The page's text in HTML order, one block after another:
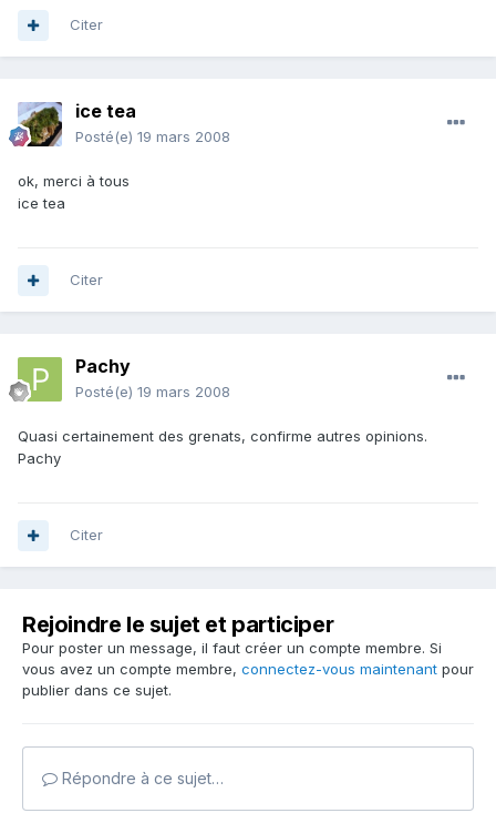
Citer
ice tea
Posté(e) 19 mars 2008
ok, merci à tous
ice tea
Citer
Pachy
Posté(e) 19 mars 2008
Quasi certainement des grenats, confirme autres opinions.
Pachy
Citer
Rejoindre le sujet et participer
Pour poster un message, il faut créer un compte membre. Si
vous avez un compte membre, connectez-vous maintenant pour
publier dans ce sujet.
Répondre à ce sujet…